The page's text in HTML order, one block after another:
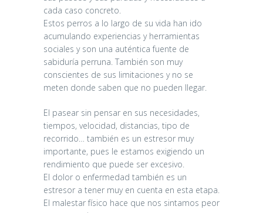
cada caso concreto.
Estos perros a lo largo de su vida han ido
acumulando experiencias y herramientas
sociales y son una auténtica fuente de
sabiduría perruna. También son muy
conscientes de sus limitaciones y no se
meten donde saben que no pueden llegar.
El pasear sin pensar en sus necesidades,
tiempos, velocidad, distancias, tipo de
recorrido… también es un estresor muy
importante, pues le estamos exigiendo un
rendimiento que puede ser excesivo.
El dolor o enfermedad también es un
estresor a tener muy en cuenta en esta etapa.
El malestar físico hace que nos sintamos peor